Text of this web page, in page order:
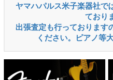
ヤマハパルス米子楽器社で
ており
出張査定も行っております
ください。ピアノ等